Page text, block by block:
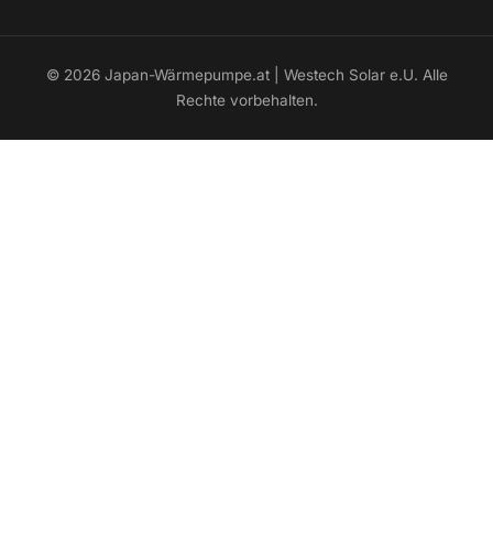
© 2026 Japan-Wärmepumpe.at | Westech Solar e.U. Alle
Rechte vorbehalten.